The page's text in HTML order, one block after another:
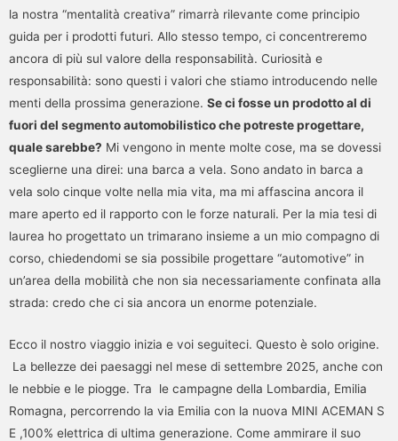
la nostra “mentalità creativa” rimarrà rilevante come principio
guida per i prodotti futuri. Allo stesso tempo, ci concentreremo
ancora di più sul valore della responsabilità. Curiosità e
responsabilità: sono questi i valori che stiamo introducendo nelle
menti della prossima generazione. Se ci fosse un prodotto al di
fuori del segmento automobilistico che potreste progettare,
quale sarebbe? Mi vengono in mente molte cose, ma se dovessi
sceglierne una direi: una barca a vela. Sono andato in barca a
vela solo cinque volte nella mia vita, ma mi affascina ancora il
mare aperto ed il rapporto con le forze naturali. Per la mia tesi di
laurea ho progettato un trimarano insieme a un mio compagno di
corso, chiedendomi se sia possibile progettare “automotive” in
un’area della mobilità che non sia necessariamente confinata alla
strada: credo che ci sia ancora un enorme potenziale.
Ecco il nostro viaggio inizia e voi seguiteci. Questo è solo origine.
La bellezze dei paesaggi nel mese di settembre 2025, anche con
le nebbie e le piogge. Tra le campagne della Lombardia, Emilia
Romagna, percorrendo la via Emilia con la nuova MINI ACEMAN S
E ,100% elettrica di ultima generazione. Come ammirare il suo